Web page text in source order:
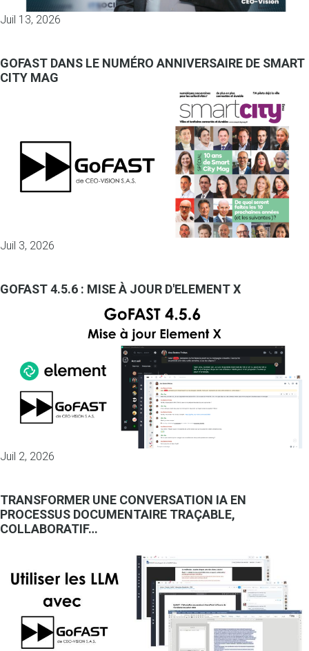
Juil 13, 2026
GOFAST DANS LE NUMÉRO ANNIVERSAIRE DE SMART
CITY MAG
Juil 3, 2026
GOFAST 4.5.6 : MISE À JOUR D'ELEMENT X
Juil 2, 2026
TRANSFORMER UNE CONVERSATION IA EN
PROCESSUS DOCUMENTAIRE TRAÇABLE,
COLLABORATIF…